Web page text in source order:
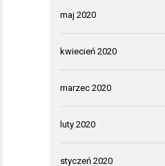
maj 2020
kwiecień 2020
marzec 2020
luty 2020
styczeń 2020